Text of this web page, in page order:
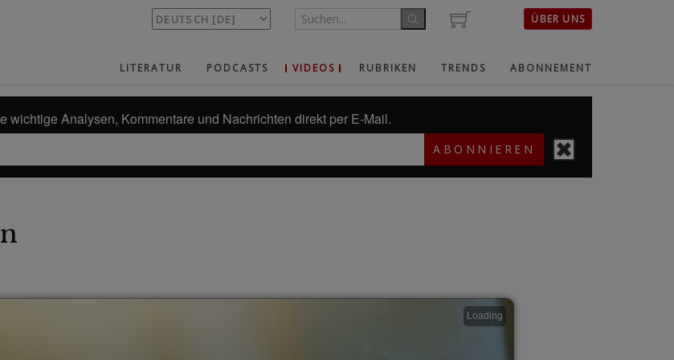
ÜBER UNS
LITERATUR PODCASTS VIDEOS RUBRIKEN TRENDS ABONNEMENT
wichtige Analysen, Kommentare und Nachrichten direkt per E-Mail.
ABONNIEREN
Loading